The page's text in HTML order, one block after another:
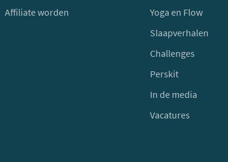
Affiliate worden
Yoga en Flow
Slaapverhalen
Challenges
Perskit
In de media
Vacatures